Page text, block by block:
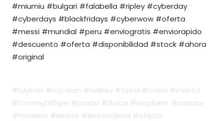
#miumiu #bulgari #falabella #ripley #cyberday
#cyberdays #blackfridays #cyberwow #oferta
#messi #mundial #peru #enviogratis #enviorapido
#descuento #oferta #disponibilidad #stock #ahora
#original
#rayban #ray-ban #oakley #fossil #casio #invicta
#tommyhilfiger #prada #dolce #wayfarer #aviador
#hawkers #lentes #lentesdesol #oferta